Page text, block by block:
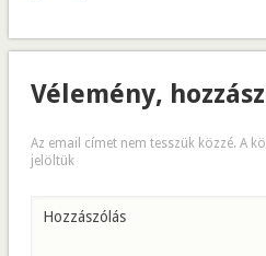
Vélemény,
Az email címet nem tesszük közzé. A
jelöltük
Hozzászólás